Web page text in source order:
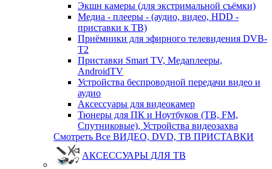
Экшн камеры (для экстримальной съёмки)
Медиа - плееры - (аудио, видео, HDD -
приставки к ТВ)
Приёмники для эфирного телевидения DVB-
T2
Приставки Smart TV, Медаплееры,
AndroidTV
Устройства беспроводной передачи видео и
аудио
Аксессуары для видеокамер
Тюнеры для ПК и Ноутбуков (ТВ, FM,
Спутниковые), Устройства видеозахва
Смотреть Все ВИДЕО, DVD, ТВ ПРИСТАВКИ
АКСЕССУАРЫ ДЛЯ ТВ